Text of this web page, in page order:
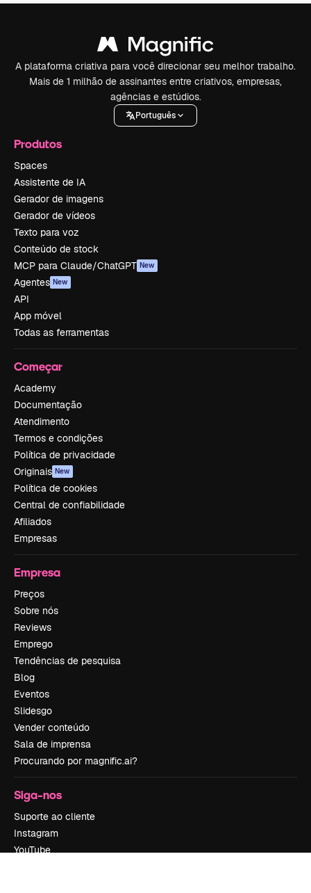
A plataforma criativa para você direcionar seu melhor trabalho.
Mais de 1 milhão de assinantes entre criativos, empresas,
agências e estúdios.
Português
Produtos
Spaces
Assistente de IA
Gerador de imagens
Gerador de vídeos
Texto para voz
Conteúdo de stock
MCP para Claude/ChatGPT New
Agentes New
API
App móvel
Todas as ferramentas
Começar
Academy
Documentação
Atendimento
Termos e condições
Política de privacidade
Originais New
Política de cookies
Central de confiabilidade
Afiliados
Empresas
Empresa
Preços
Sobre nós
Reviews
Emprego
Tendências de pesquisa
Blog
Eventos
Slidesgo
Vender conteúdo
Sala de imprensa
Procurando por magnific.ai?
Siga-nos
Suporte ao cliente
Instagram
YouTube